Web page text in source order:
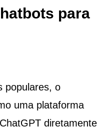
para
populares, o
uma plataforma
diretamente